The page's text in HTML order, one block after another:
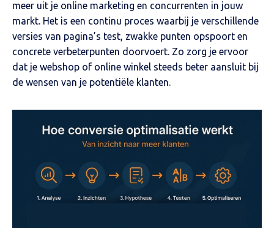
meer uit je online marketing en concurrenten in jouw
markt. Het is een continu proces waarbij je verschillende
versies van pagina’s test, zwakke punten opspoort en
concrete verbeterpunten doorvoert. Zo zorg je ervoor
dat je webshop of online winkel steeds beter aansluit bij
de wensen van je potentiële klanten.